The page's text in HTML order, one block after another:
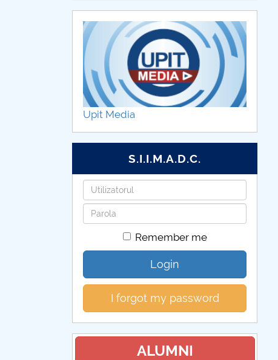
Upit Media
S.I.I.M.A.D.C.
Username
Password
Remember me
Login
I forgot my password
ALUMNI